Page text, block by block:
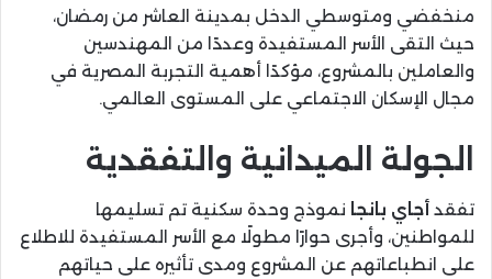
منخفضي ومتوسطي الدخل بمدينة العاشر من رمضان،
حيث التقى الأسر المستفيدة وعددًا من المهندسين
والعاملين بالمشروع، مؤكدًا أهمية التجربة المصرية في
مجال الإسكان الاجتماعي على المستوى العالمي.
الجولة الميدانية والتفقدية
تفقد أجاي بانجا نموذج وحدة سكنية تم تسليمها
للمواطنين، وأجرى حوارًا مطولًا مع الأسر المستفيدة للاطلاع
على انطباعاتهم عن المشروع ومدى تأثيره على حياتهم